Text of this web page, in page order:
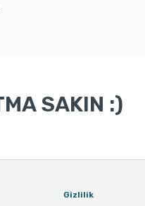
SAKIN :)
Gizlilik